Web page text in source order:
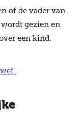
of de vader van
gezien en
een kind.